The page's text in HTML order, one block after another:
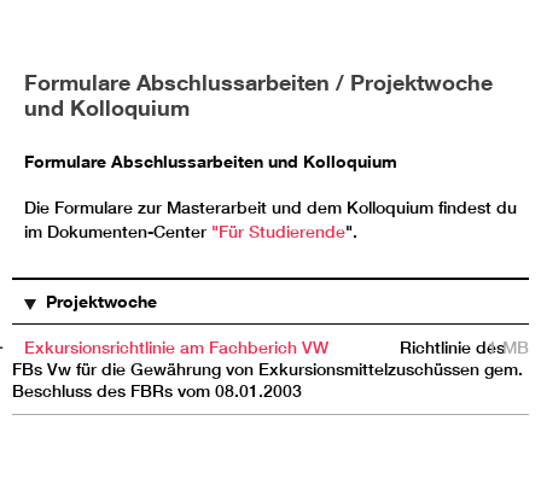
Formulare Abschlussarbeiten / Projektwoche
und Kolloquium
Formulare Abschlussarbeiten und Kolloquium
Die Formulare zur Masterarbeit und dem Kolloquium findest du
im Dokumenten-Center "Für Studierende".
Projektwoche
Exkursionsrichtlinie am Fachberich VW
Richtlinie des
FBs Vw für die Gewährung von Exkursionsmittelzuschüssen gem.
Beschluss des FBRs vom 08.01.2003
1 MB